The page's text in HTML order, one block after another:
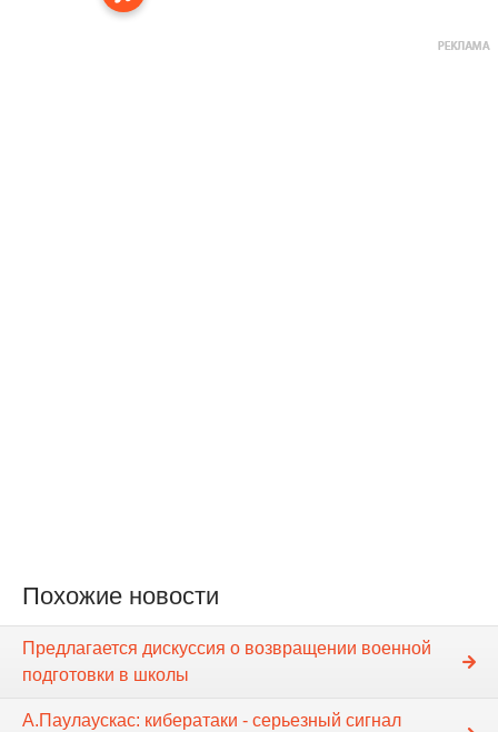
Похожие новости
Предлагается дискуссия о возвращении военной
подготовки в школы
А.Паулаускас: кибератаки - серьезный сигнал